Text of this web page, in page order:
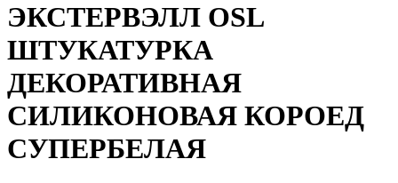
ЭКСТЕРВЭЛЛ ОSL
ШТУКАТУРКА
ДЕКОРАТИВНАЯ
СИЛИКОНОВАЯ КОРОЕД
СУПЕРБЕЛАЯ